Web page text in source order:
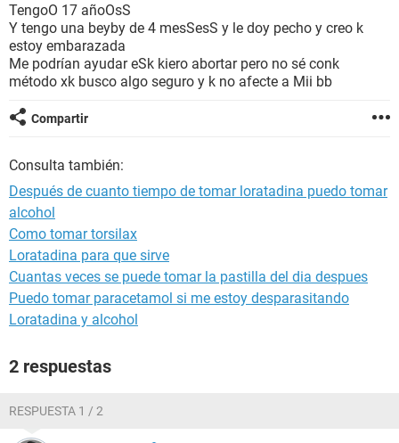
SEXUALIDAD
GLOSARIO
TengoO 17 añoOsS
Y tengo una beyby de 4 mesSesS y le doy pecho y creo k
estoy embarazada
Me podrían ayudar eSk kiero abortar pero no sé conk
método xk busco algo seguro y k no afecte a Mii bb
Compartir
Consulta también:
Después de cuanto tiempo de tomar loratadina puedo tomar
alcohol
Como tomar torsilax
Loratadina para que sirve
Cuantas veces se puede tomar la pastilla del dia despues
Puedo tomar paracetamol si me estoy desparasitando
Loratadina y alcohol
2 respuestas
RESPUESTA 1 / 2